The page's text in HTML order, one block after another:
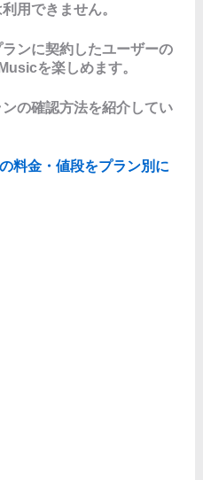
用できません。
ンに契約したユーザーの
を楽しめます。
の確認方法を紹介してい
料金・値段をプラン別に